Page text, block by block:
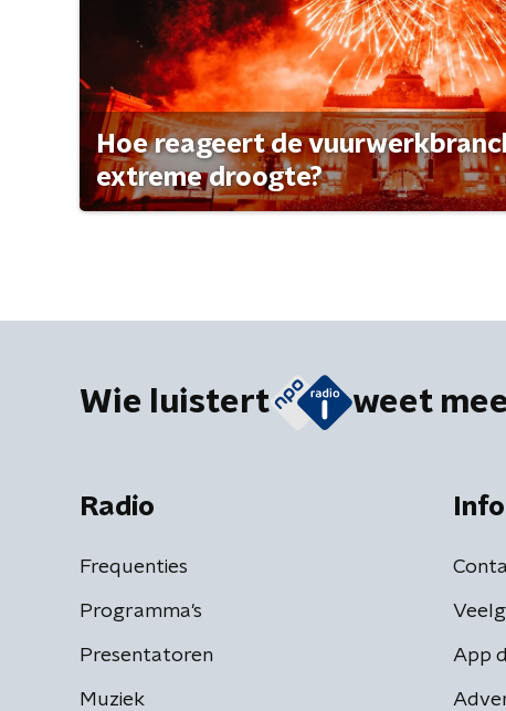
Hoe reageert de
extreme droogte?
Wie luistert weet
Radio
Frequenties
Programma's
Presentatoren
Muziek
Info
App